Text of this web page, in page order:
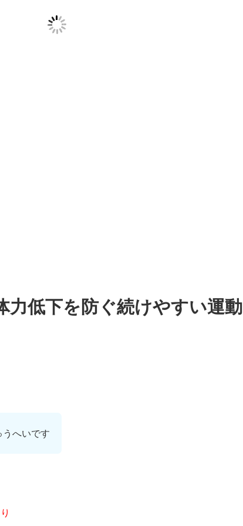
力低下を防ぐ続けやすい運動
うへいです